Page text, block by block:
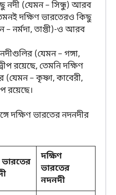
নদী (যেমন – সিন্ধু) আরব
দক্ষিণ ভারতেরও কিছু
– নর্মদা, তাপ্তী)-ও আরব
(যেমন – গঙ্গা,
রয়েছে, তেমনি দক্ষিণ
(যেমন – কৃষ্ণা, কাবেরী,
রয়েছে।
দক্ষিণ ভারতের নদনদীর
ভারতের
দক্ষিণ
ভারতের
নদনদী